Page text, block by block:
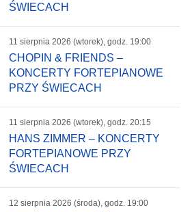
ŚWIECACH
11 sierpnia 2026 (wtorek), godz. 19:00
CHOPIN & FRIENDS –
KONCERTY FORTEPIANOWE
PRZY ŚWIECACH
11 sierpnia 2026 (wtorek), godz. 20:15
HANS ZIMMER – KONCERTY
FORTEPIANOWE PRZY
ŚWIECACH
12 sierpnia 2026 (środa), godz. 19:00